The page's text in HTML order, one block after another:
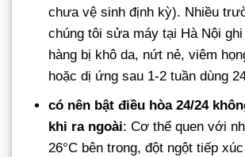
chưa vệ sinh định kỳ). Nhiều
chúng tôi sửa máy tại Hà Nội
hàng bị khô da, nứt nẻ, viêm
hoặc dị ứng sau 1-2 tuần dùng
có nên bật điều hòa 24/24
khi ra ngoài: Cơ thể quen với
26°C bên trong, đột ngột tiếp